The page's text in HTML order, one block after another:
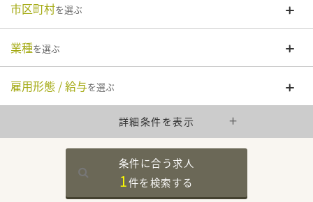
市区町村を選ぶ
業種を選ぶ
雇用形態 / 給与を選ぶ
詳細条件を表示
条件に合う求人
1件を検索する